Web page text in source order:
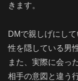
きます。
DMで親しげにし
性を隠している男
また、実際に会っ
相手の意図と違う